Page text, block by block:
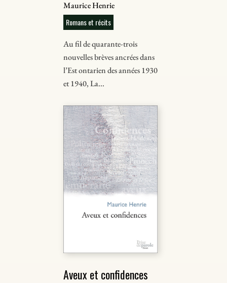
Maurice Henrie
Romans et récits
Au fil de quarante-trois
nouvelles brèves ancrées dans
l’Est ontarien des années 1930
et 1940, La...
Aveux et confidences